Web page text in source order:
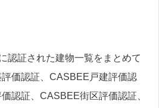
認証された建物一覧をまとめて
価認証、CASBEE戸建評価認
認証、CASBEE街区評価認証、